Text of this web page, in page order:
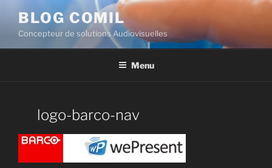
BLOG COMIL
Concepteur de solutions Audiovisuelles
Menu
logo-barco-nav